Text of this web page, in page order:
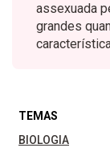
assexuada
grandes
TEMAS
BIOLOGIA